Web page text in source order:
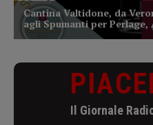
Il Giornale